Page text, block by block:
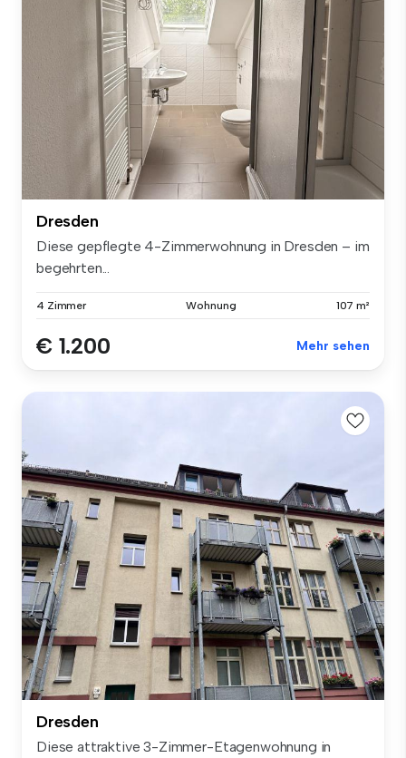
Dresden
Diese gepflegte 4-Zimmerwohnung in Dresden – im
begehrten...
4 Zimmer Wohnung 107 m²
€ 1.200 Mehr sehen
Dresden
Diese attraktive 3-Zimmer-Etagenwohnung in